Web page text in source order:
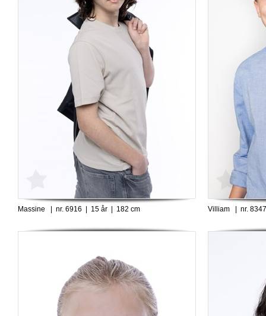
Massine | nr. 6916 | 15 år | 182 cm Villiam | nr.